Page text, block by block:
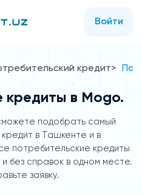
Войти
кредит
кредиты в Mogo.
подобрать самый
в Ташкенте и в
потребительские кредиты
и без справок в одном месте.
заявку.